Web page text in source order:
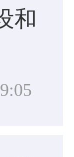
和